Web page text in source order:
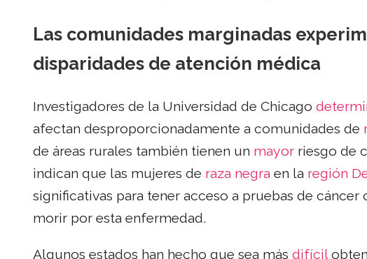
Las comunidades marginadas
disparidades de atención médica
Investigadores de la Universidad de Chicago
afectan desproporcionadamente a comunidades de
de áreas rurales también tienen un mayor riesgo de
indican que las mujeres de raza negra en la región
significativas para tener acceso a pruebas de cáncer
morir por esta enfermedad.
Algunos estados han hecho que sea más difícil